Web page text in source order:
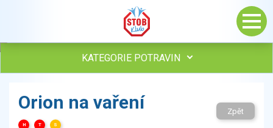
KATEGORIE POTRAVIN
Vejce
Mléko
Orion na vaření
H T S
Zpět